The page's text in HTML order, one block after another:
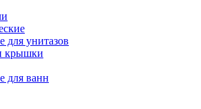
унитазов
крышки
для ванн